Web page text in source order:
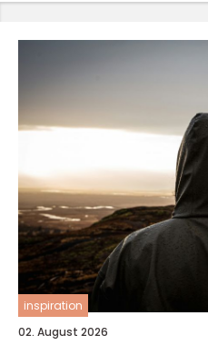
inspiration
02. August 2026